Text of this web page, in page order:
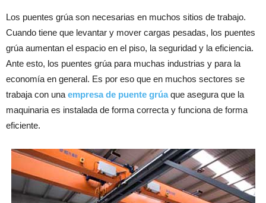
Los puentes grúa son necesarias en muchos sitios de trabajo.
Cuando tiene que levantar y mover cargas pesadas, los puentes
grúa aumentan el espacio en el piso, la seguridad y la eficiencia.
Ante esto, los puentes grúa para muchas industrias y para la
economía en general. Es por eso que en muchos sectores se
trabaja con una empresa de puente grúaque asegura que la
maquinaria es instalada de forma correcta y funciona de forma
eficiente.